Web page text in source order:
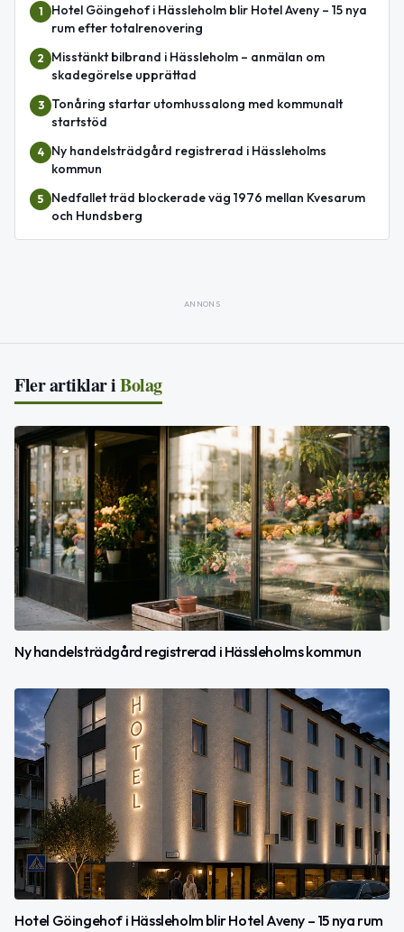
1
Hotel Göingehof i Hässleholm blir Hotel Aveny – 15 nya
rum efter totalrenovering
2
Misstänkt bilbrand i Hässleholm – anmälan om
skadegörelse upprättad
3
Tonåring startar utomhussalong med kommunalt
startstöd
4
Ny handelsträdgård registrerad i Hässleholms
kommun
5
Nedfallet träd blockerade väg 1976 mellan Kvesarum
och Hundsberg
ANNONS
Fler artiklar iBolag
Ny handelsträdgård registrerad i Hässleholms kommun
Hotel Göingehof i Hässleholm blir Hotel Aveny – 15 nya rum